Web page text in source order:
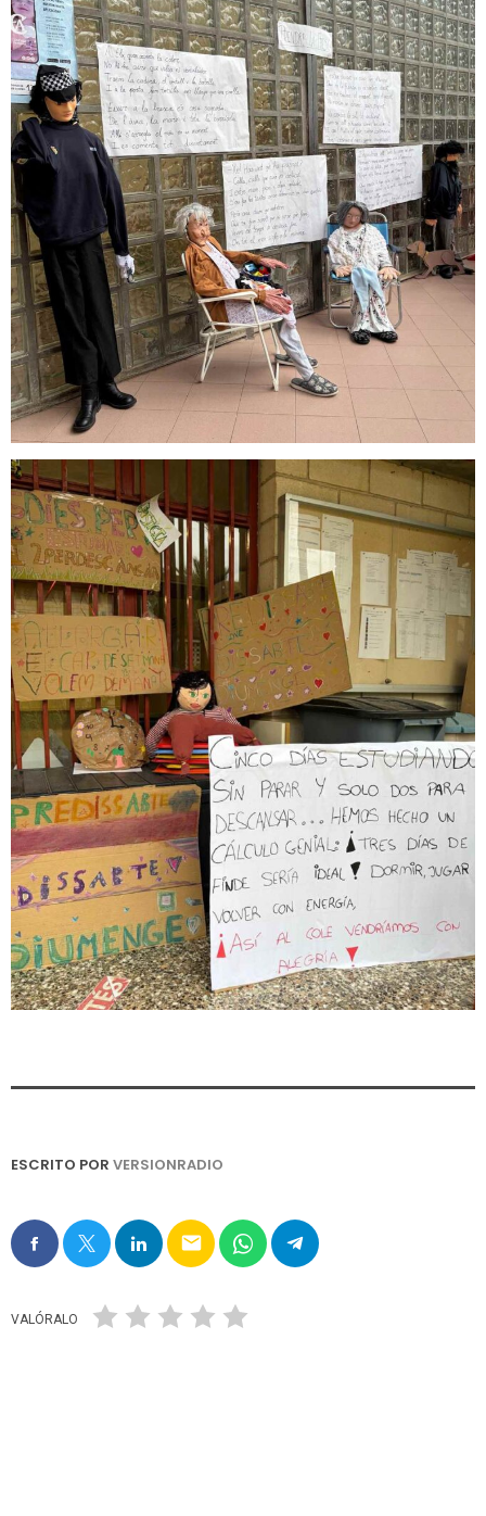
ESCRITO POR VERSIONRADIO
email
VALÓRALO